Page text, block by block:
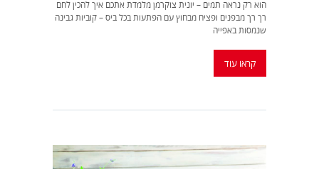
הוא רק נראה תמים – יונית צוקרמן מלמדת אתכם איך להכין לחם
רך רך מבפנים ופציח מבחוץ עם הפתעות בכל ביס – קוביות גבינה
שנמסות באפייה
קראו עוד